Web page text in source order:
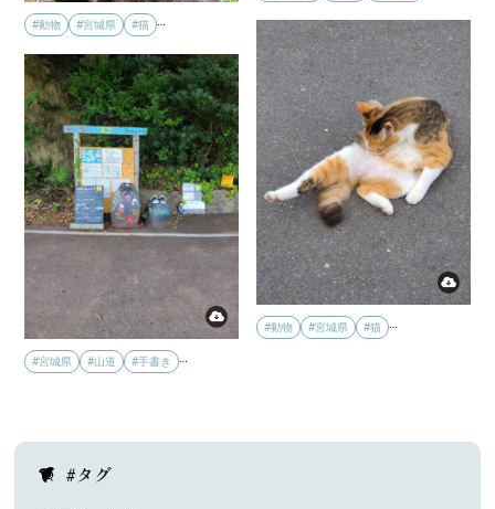
#動物 #宮城県 #猫 …
#動物 #宮城県 #猫 …
#宮城県 #山道 #手書き …
#タグ